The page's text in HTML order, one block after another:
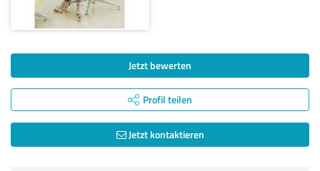
Jetzt bewerten
Profil teilen
Jetzt kontaktieren